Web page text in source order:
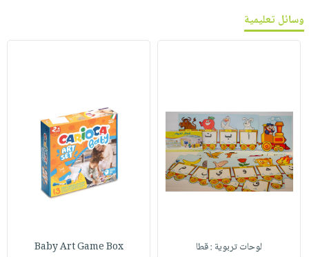
وسائل تعليمية
لوحات تربوية : قطا Baby Art Game Box